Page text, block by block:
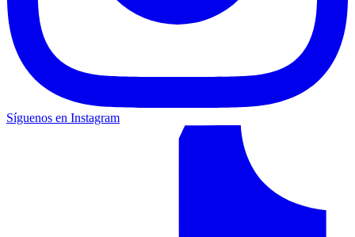
Síguenos en Instagram